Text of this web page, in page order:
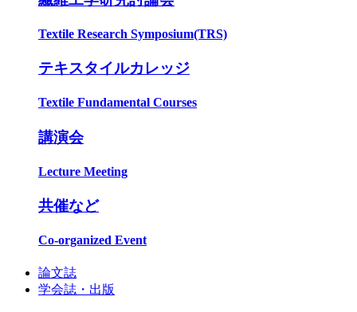
Textile Research Symposium(TRS)
テキスタイルカレッジ
Textile Fundamental Courses
講演会
Lecture Meeting
共催など
Co-organized Event
論文誌
学会誌・出版